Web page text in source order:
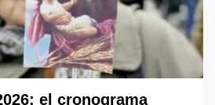
el cronograma